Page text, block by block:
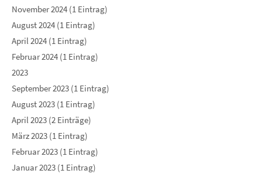
November 2024 (1 Eintrag)
August 2024 (1 Eintrag)
April 2024 (1 Eintrag)
Februar 2024 (1 Eintrag)
2023
September 2023 (1 Eintrag)
August 2023 (1 Eintrag)
April 2023 (2 Einträge)
März 2023 (1 Eintrag)
Februar 2023 (1 Eintrag)
Januar 2023 (1 Eintrag)